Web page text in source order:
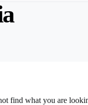
find what you are